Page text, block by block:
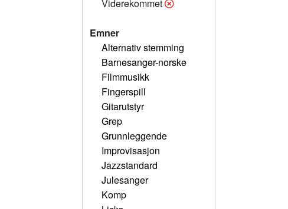
Viderekommet
Emner
Alternativ stemming
Barnesanger-norske
Filmmusikk
Fingerspill
Gitarutstyr
Grep
Grunnleggende
Improvisasjon
Jazzstandard
Julesanger
Komp